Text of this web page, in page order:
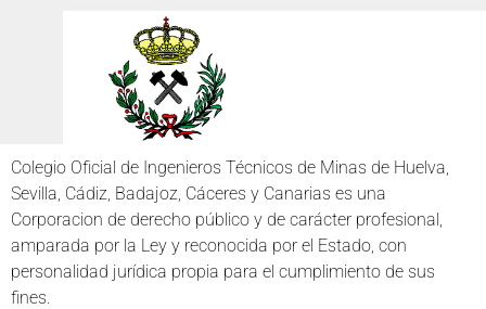
Colegio Oficial de Ingenieros Técnicos de Minas de Huelva,
Sevilla, Cádiz, Badajoz, Cáceres y Canarias es una
Corporacion de derecho público y de carácter profesional,
amparada por la Ley y reconocida por el Estado, con
personalidad jurídica propia para el cumplimiento de sus
fines.